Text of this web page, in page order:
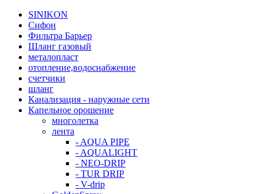
SINIKON
Сифон
Фильтра Барьер
Шланг газовый
металопласт
отопление,водоснабжение
счетчики
шланг
Канализация - наружные сети
Капельное орошение
многолетка
лента
- AQUA PIPE
- AQUALIGHT
- NEO-DRIP
- TUR DRIP
- V-drip